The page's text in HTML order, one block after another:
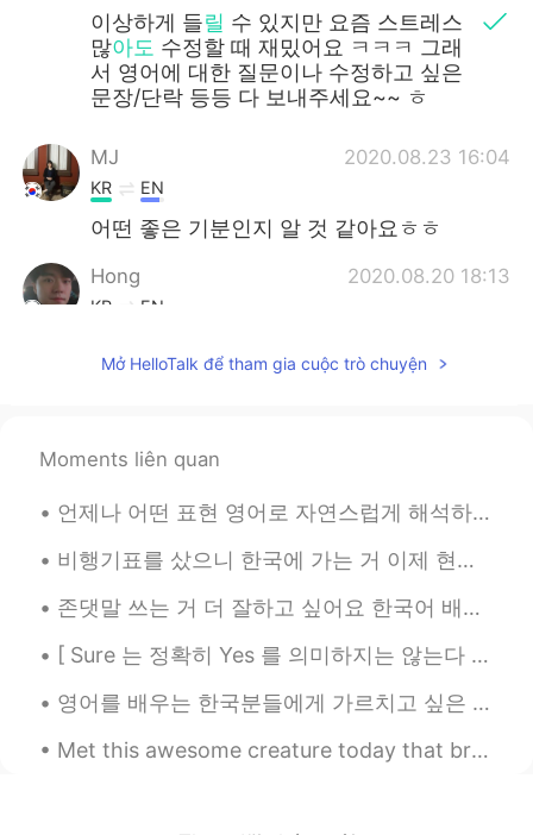
이상하게 들릴 수 있지만 요즘 스트레스
많아도 수정할 때 재밌어요 ㅋㅋㅋ 그래
서 영어에 대한 질문이나 수정하고 싶은
문장/단락 등등 다 보내주세요~~ ㅎ
MJ 2020.08.23 16:04
KR EN
어떤 좋은 기분인지 알 것 같아요ㅎㅎ
Hong 2020.08.20 18:13
KR EN
@Korean teacher
Korean teacher 2020.08.13 22:07
Mở HelloTalk để tham gia cuộc trò chuyện
Moments liên quan
언제나 어떤 표현 영어로 자연스럽게 해석하고 싶다면 메시지 보내줘요! 이상하게 들을 수 있지만 요즘 스트레스 많은데 수정할 때 재밌어요 ㅋㅋㅋ 그래서 영어에 대한 질문이나 수...
비행기표를 샀으니 한국에 가는 거 이제 현실이예요... 무엇으로부터 해야 할까 어디로부터 갈까 지금은 완전 고민 중이예요 😅 그리고 한국어 실력이 좀 괜찮지만 실제로 한국어로...
존댓말 쓰는 거 더 잘하고 싶어요 한국어 배우기 시작한 이후로 보통 반말 쓰니까 (한국친구들과 반말 쓰죠 당연히 처음 만난 사람과 안쓰죠) 존댓말 실력은 정말 최악이다 ㅜㅜ ...
[ Sure 는 정확히 Yes 를 의미하지는 않는다 ] 제가 한국사람들에게 많이 봤던 사소한 실수는 “yes” 라고 하고 싶을 때 그냥 “sure” 라고 하는 거에요. 아마...
영어를 배우는 한국분들에게 가르치고 싶은 것이 있어요!! “play with me”라는 표현에 관한이에요 한국사람들이 이런 말할 때 “나랑 놀자”라고 말하고 싶죠? 근데...
Met this awesome creature today that brightened up my run. She gave me some motivation with some ...